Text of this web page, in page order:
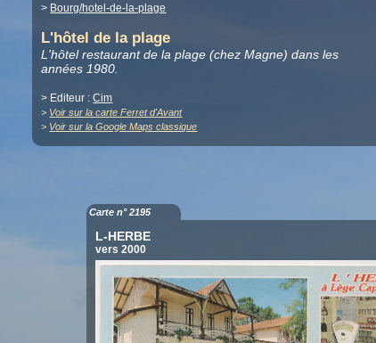
> Bourg/hotel-de-la-plage
L'hôtel de la plage
L'hôtel restaurant de la plage (chez Magne) dans les
années 1980.
> Editeur :Cim
> Voir sur la carte Ferret d'Avant
> Voir sur la Google Maps classique
Carte n° 2195
L-HERBE
vers 2000